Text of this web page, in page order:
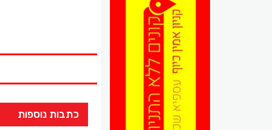
כתבות נוספות